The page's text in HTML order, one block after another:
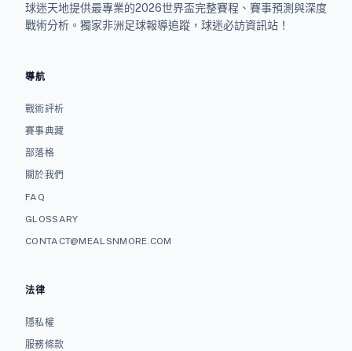
球迷天地提供最專業的2026世界盃完整賽程、賽事預測與深度
戰術分析。獨家非洲足球報導追蹤，球迷必訪資訊站！
導航
戰術評析
賽事典藏
部落格
關於我們
FAQ
GLOSSARY
CONTACT@MEALSNMORE.COM
法律
隱私權
服務條款